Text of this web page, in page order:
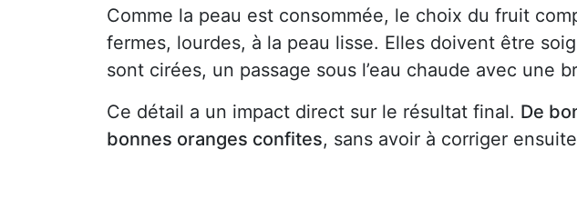
Comme la peau est consommée, le choix du fruit
fermes, lourdes, à la peau lisse. Elles doivent être
sont cirées, un passage sous l’eau chaude avec une
Ce détail a un impact direct sur le résultat final. De
bonnes oranges confites, sans avoir à corriger